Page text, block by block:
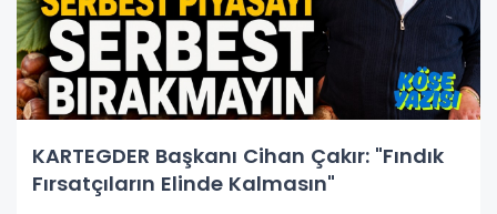
KARTEGDER Başkanı Cihan Çakır: "Fındık
Fırsatçıların Elinde Kalmasın"